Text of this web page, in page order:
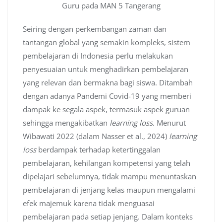
Guru pada MAN 5 Tangerang
Seiring dengan perkembangan zaman dan
tantangan global yang semakin kompleks, sistem
pembelajaran di Indonesia perlu melakukan
penyesuaian untuk menghadirkan pembelajaran
yang relevan dan bermakna bagi siswa. Ditambah
dengan adanya Pandemi Covid-19 yang memberi
dampak ke segala aspek, termasuk aspek guruan
sehingga mengakibatkan learning loss. Menurut
Wibawati 2022 (dalam Nasser et al., 2024) learning
loss berdampak terhadap ketertinggalan
pembelajaran, kehilangan kompetensi yang telah
dipelajari sebelumnya, tidak mampu menuntaskan
pembelajaran di jenjang kelas maupun mengalami
efek majemuk karena tidak menguasai
pembelajaran pada setiap jenjang. Dalam konteks